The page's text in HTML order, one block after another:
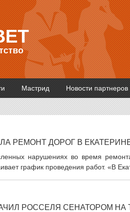
Мастрид Новости партнеров
РЕМОНТ ДОРОГ В
нарушениях во время
график проведения работ. «В
РОССЕЛЯ СЕНАТОРОМ НА